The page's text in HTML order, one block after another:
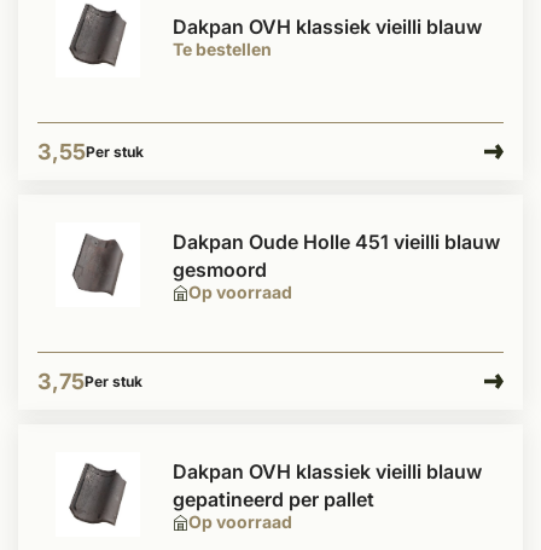
Te bestellen
Dakpan OVH klassiek vieilli blauw
3,55Per stuk
Op voorraad
Dakpan Oude Holle 451 vieilli blauw
gesmoord
3,75Per stuk
Op voorraad
Dakpan OVH klassiek vieilli blauw
gepatineerd per pallet